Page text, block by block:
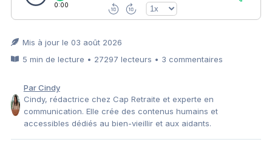
0:00
Mis à jour le 03 août 2026
5 min de lecture • 27297 lecteurs • 3 commentaires
Par Cindy
Cindy, rédactrice chez Cap Retraite et experte en
communication. Elle crée des contenus humains et
accessibles dédiés au bien-vieillir et aux aidants.